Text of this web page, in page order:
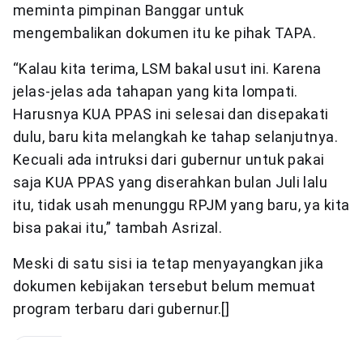
meminta pimpinan Banggar untuk
mengembalikan dokumen itu ke pihak TAPA.
“Kalau kita terima, LSM bakal usut ini. Karena
jelas-jelas ada tahapan yang kita lompati.
Harusnya KUA PPAS ini selesai dan disepakati
dulu, baru kita melangkah ke tahap selanjutnya.
Kecuali ada intruksi dari gubernur untuk pakai
saja KUA PPAS yang diserahkan bulan Juli lalu
itu, tidak usah menunggu RPJM yang baru, ya kita
bisa pakai itu,” tambah Asrizal.
Meski di satu sisi ia tetap menyayangkan jika
dokumen kebijakan tersebut belum memuat
program terbaru dari gubernur.[]